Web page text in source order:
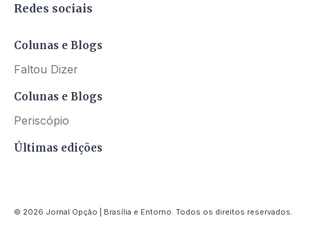
Redes sociais
Colunas e Blogs
Faltou Dizer
Colunas e Blogs
Periscópio
Últimas edições
© 2026 Jornal Opção | Brasília e Entorno. Todos os direitos reservados.